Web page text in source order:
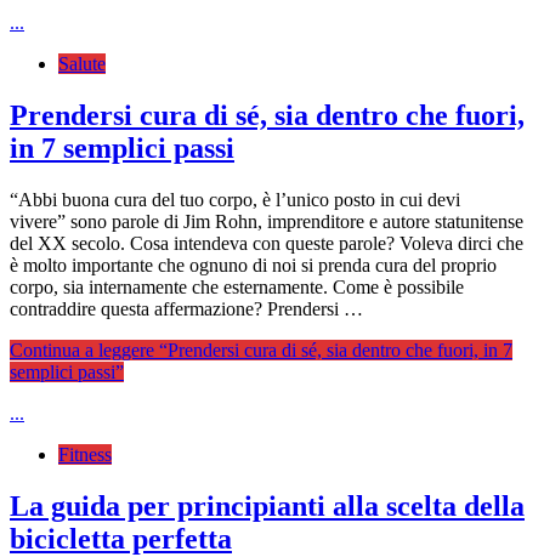
...
Salute
Prendersi cura di sé, sia dentro che fuori,
in 7 semplici passi
“Abbi buona cura del tuo corpo, è l’unico posto in cui devi
vivere” sono parole di Jim Rohn, imprenditore e autore statunitense
del XX secolo. Cosa intendeva con queste parole? Voleva dirci che
è molto importante che ognuno di noi si prenda cura del proprio
corpo, sia internamente che esternamente. Come è possibile
contraddire questa affermazione? Prendersi …
Continua a leggere “Prendersi cura di sé, sia dentro che fuori, in 7
semplici passi”
...
Fitness
La guida per principianti alla scelta della
bicicletta perfetta